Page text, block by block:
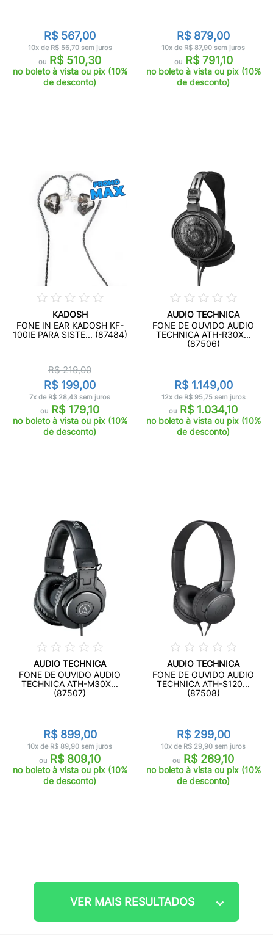
R$ 567,00
10x de R$ 56,70 sem juros
ou R$ 510,30
no boleto à vista ou pix (10%
de desconto)
R$ 879,00
10x de R$ 87,90 sem juros
ouR$ 791,10
no boleto à vista ou pix (10%
de desconto)
KADOSH
FONE IN EAR KADOSH KF-
100IE PARA SISTE... (87484)
R$ 219,00
R$ 199,00
7x de R$ 28,43 sem juros
ou R$ 179,10
no boleto à vista ou pix (10%
de desconto)
AUDIO TECHNICA
FONE DE OUVIDO AUDIO
TECHNICA ATH-R30X...
(87506)
R$ 1.149,00
12x de R$ 95,75 sem juros
ou R$ 1.034,10
no boleto à vista ou pix (10%
de desconto)
AUDIO TECHNICA
FONE DE OUVIDO AUDIO
TECHNICA ATH-M30X...
(87507)
R$ 899,00
10x de R$ 89,90 sem juros
ou R$ 809,10
no boleto à vista ou pix (10%
de desconto)
AUDIO TECHNICA
FONE DE OUVIDO AUDIO
TECHNICA ATH-S120...
(87508)
R$ 299,00
10x de R$ 29,90 sem juros
ou R$ 269,10
no boleto à vista ou pix (10%
de desconto)
VER MAIS RESULTADOS